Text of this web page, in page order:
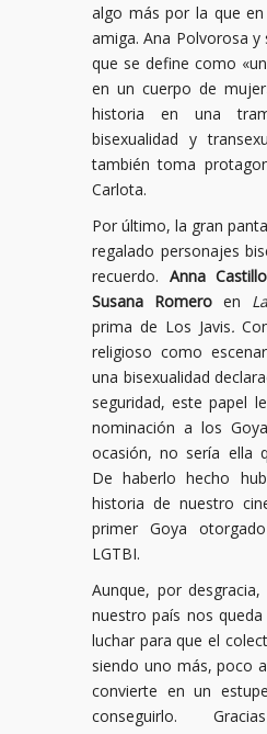
algo más por la que
amiga. Ana Polvorosa y
que se define como
en un cuerpo de
historia en una
bisexualidad y
también toma
Carlota.
Por último, la gran
regalado personajes
recuerdo. Anna Castillo
Susana Romero en
prima de Los Javis.
religioso como
una bisexualidad
seguridad, este papel
nominación a los
ocasión, no sería ella
De haberlo hecho
historia de nuestro
primer Goya
LGTBI.
Aunque, por
nuestro país nos
luchar para que el
siendo uno más, poco
convierte en un
conseguirlo.